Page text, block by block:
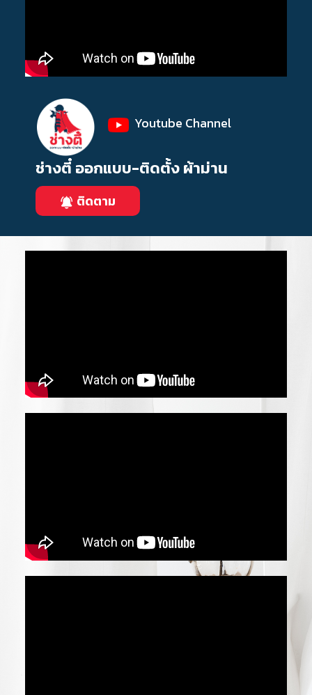
Youtube Channel
ช่างตี๋ ออกแบบ-ติดตั้ง ผ้าม่าน
ติดตาม